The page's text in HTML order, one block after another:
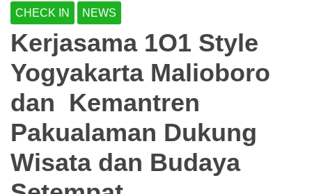
CHECK IN NEWS
Kerjasama 1O1 Style
Yogyakarta Malioboro
dan Kemantren
Pakualaman Dukung
Wisata dan Budaya